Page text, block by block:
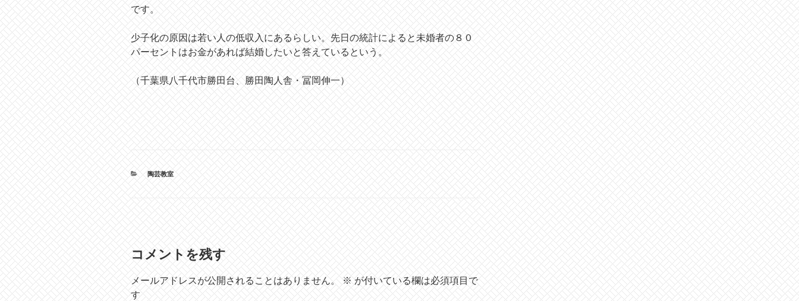
です。
少子化の原因は若い人の低収入にあるらしい。先日の統計によると未婚者の８０
パーセントはお金があれば結婚したいと答えているという。
（千葉県八千代市勝田台、勝田陶人舎・冨岡伸一）
カ
テ
ゴ
リ
ー
陶芸教室
コメントを残す
メールアドレスが公開されることはありません。 ※が付いている欄は必須項目で
す